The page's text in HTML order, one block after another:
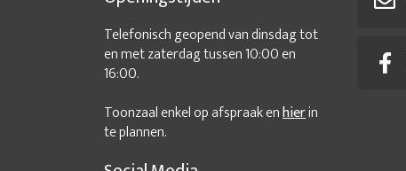
Telefonisch geopend van dinsdag tot
en met zaterdag tussen 10:00 en
16:00.
Toonzaal enkel op afspraak enhierin
te plannen.